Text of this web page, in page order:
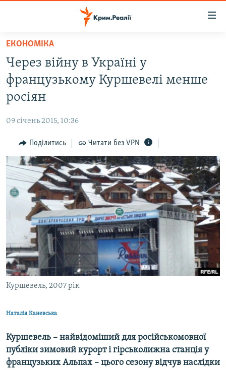
Перейти
основного
матеріалу
Перейти
до
основної
Перейти
до
пошуку
ВОДА.КРИМ
ВІДЕО ТА ФОТО
БЛОГИ
ПОГЛЯД
ІНТЕРВ'Ю
ВСЕ ЗА ДЕНЬ
СПЕЦПРОЕКТИ
ДЕПОРТАЦІЯ
ВІДЕОУРОКИ «ELIFBE»
СВІДЧЕННЯ ОКУПАЦІЇ
УКРАЇНСЬКА ПРОБЛЕМА КРИМУ
ІНФОГРАФІКА
ЯК ОБІЙТИ БЛОКУВАННЯ
Русский
Qırımtatar
ДОЛУЧАЙСЯ!
Усі сайти RFE/RL
ЕКОНОМІКА
Через війну в Україні у
французькому Куршевелі менше
росіян
09 січень 2015, 10:36
Поділитись Читати без VPN
Куршевель, 2007 рік
Наталія Каневська
Куршевель – найвідоміший для російськомовної
публіки зимовий курорт і гірськолижна станція у
французьких Альпах – цього сезону відчув наслідки